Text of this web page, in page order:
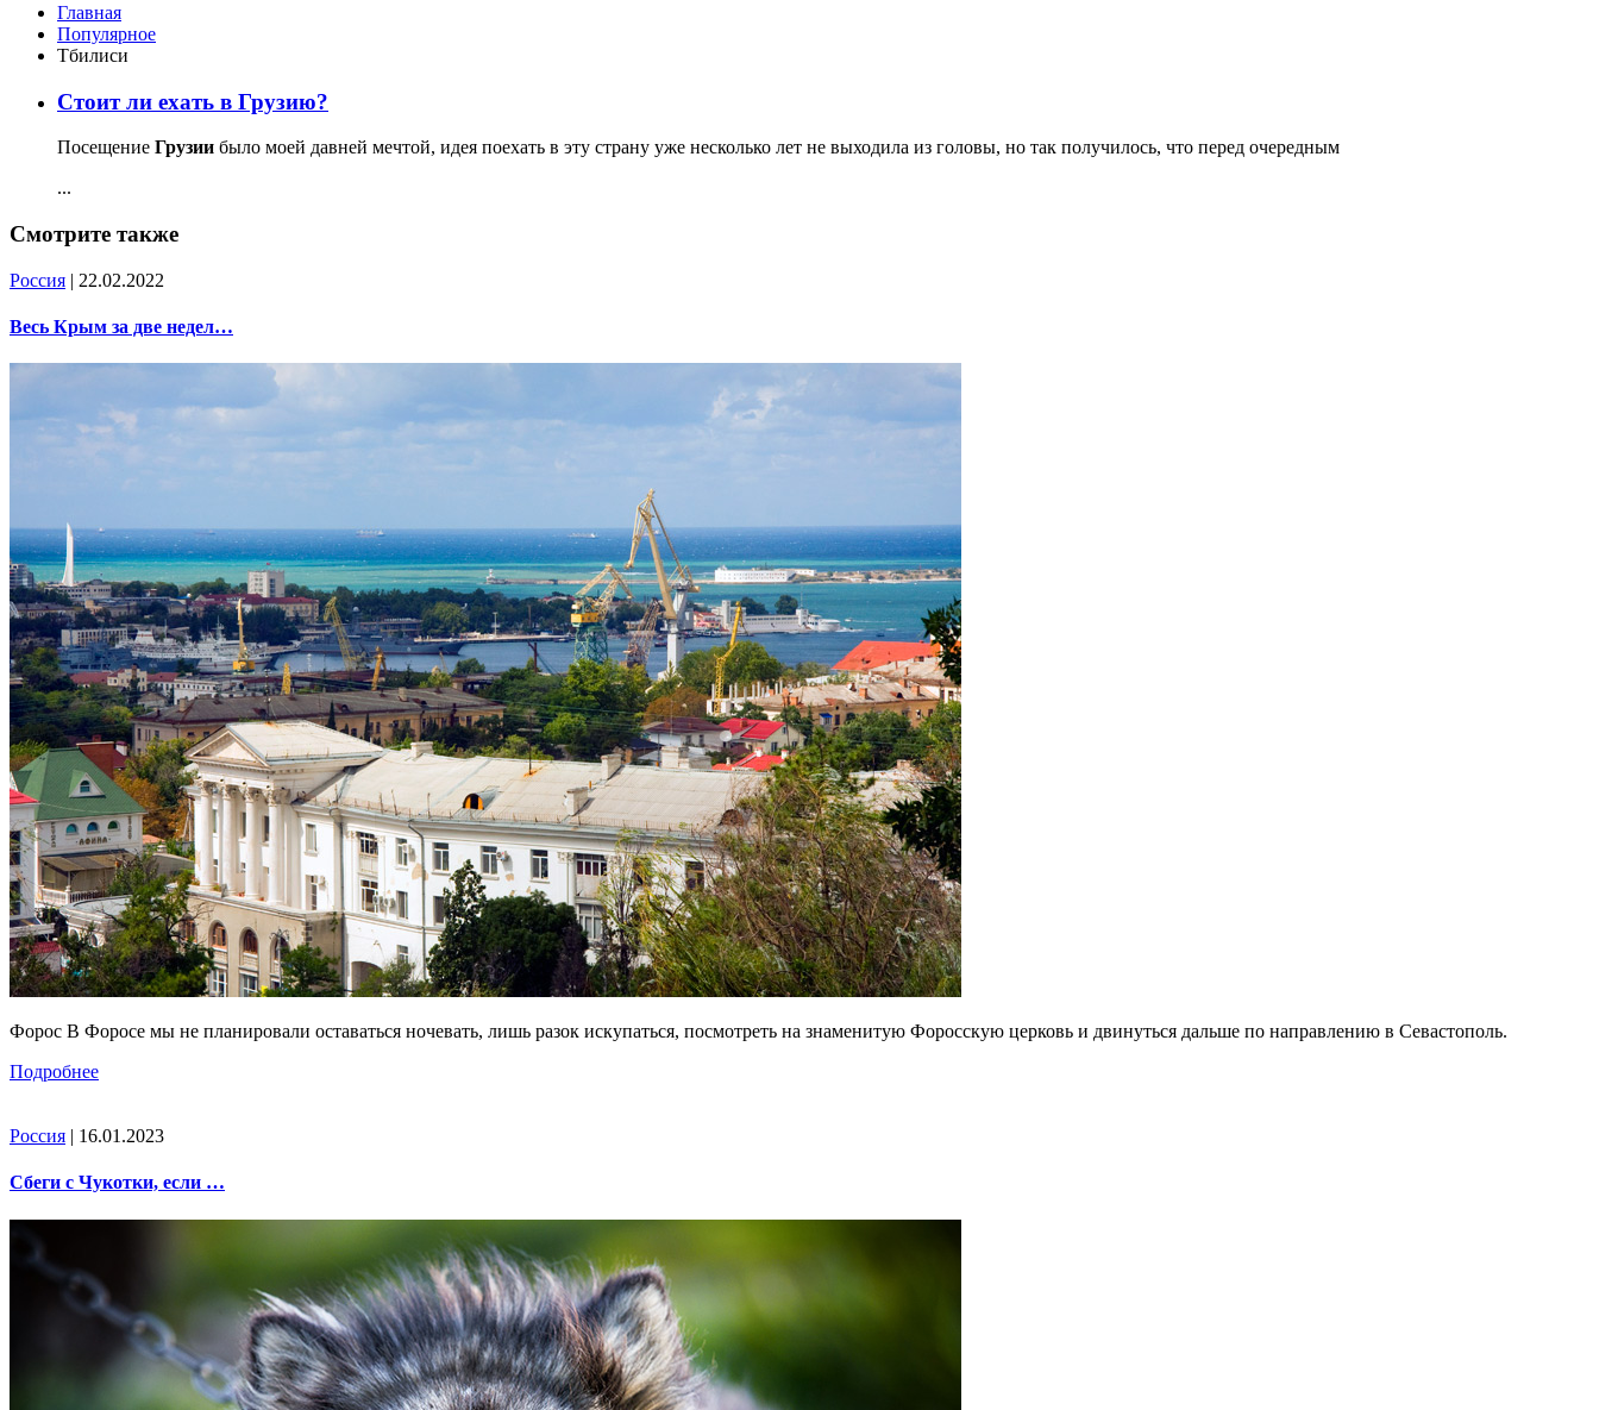
Главная
Популярное
Тбилиси
Стоит ли ехать в Грузию?
Посещение Грузии было моей давней мечтой, идея поехать в эту страну уже несколько лет не выходила из головы, но так получилось, что перед очередным
...
Смотрите также
Россия | 22.02.2022
Весь Крым за две недел…
Форос В Форосе мы не планировали оставаться ночевать, лишь разок искупаться, посмотреть на знаменитую Форосскую церковь и двинуться дальше по направлению в Севастополь.
Подробнее
Россия | 16.01.2023
Сбеги с Чукотки, если …